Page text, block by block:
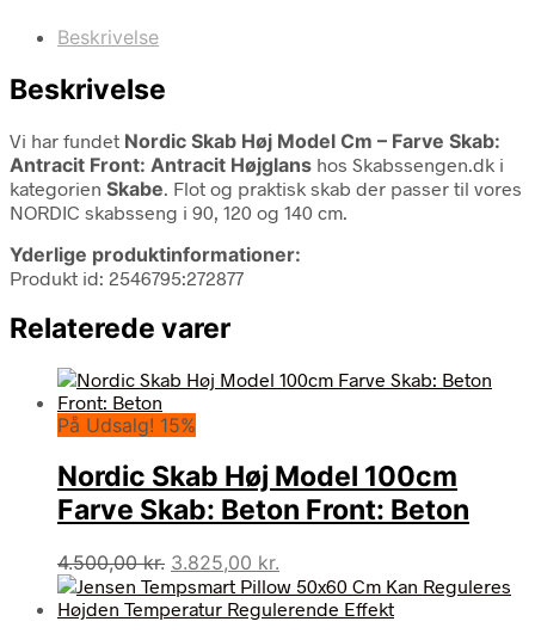
Beskrivelse
Beskrivelse
Vi har fundet Nordic Skab Høj Model Cm – Farve Skab:
Antracit Front: Antracit Højglans hos Skabssengen.dk i
kategorien Skabe. Flot og praktisk skab der passer til vores
NORDIC skabsseng i 90, 120 og 140 cm.
Yderlige produktinformationer:
Produkt id: 2546795:272877
Relaterede varer
På Udsalg! 15%
Nordic Skab Høj Model 100cm
Farve Skab: Beton Front: Beton
4.500,00kr. Den
oprindelige
pris
3.825,00 kr.
aktuelle
pris